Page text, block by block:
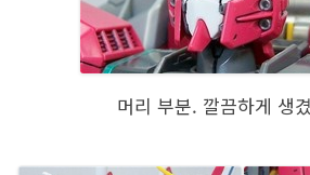
머리 부분. 깔끔하게 생